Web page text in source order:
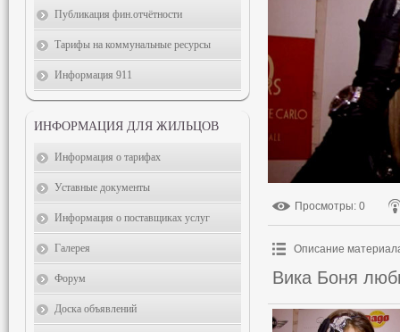
Просмотры: 0
Описание
Вика Боня
Публикация фин.отчётности
Тарифы на коммунальные ресурсы
Информация 911
ИНФОРМАЦИЯ ДЛЯ ЖИЛЬЦОВ
Информация о тарифах
Уставные документы
Информация о поставщиках услуг
Галерея
Форум
Доска объявлений